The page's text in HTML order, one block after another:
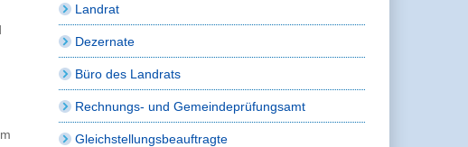
Landrat
Dezernate
Büro des Landrats
Rechnungs- und Gemeindeprüfungsamt
Gleichstellungsbeauftragte